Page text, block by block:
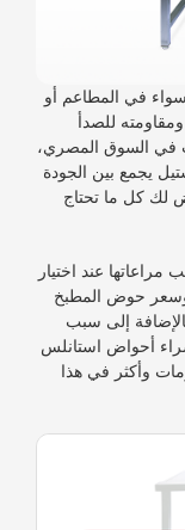
في المطاعم أو
ومقاومته للصدأ
في السوق المصري،
يجمع بين الجودة
لك كل ما تحتاج
عند اختيار
حوض المطبخ
بالإضافة إلى سبب
أحواض استانلس
وأكثر في هذا